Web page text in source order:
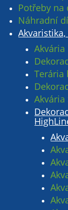
Potřeby na
Náhradní
Terária
Akvária